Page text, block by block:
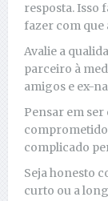
resposta. Isso
fazer com que
Avalie a
parceiro à
amigos e ex-
Pensar em
comprometido
complicado
Seja honesto
curto ou a